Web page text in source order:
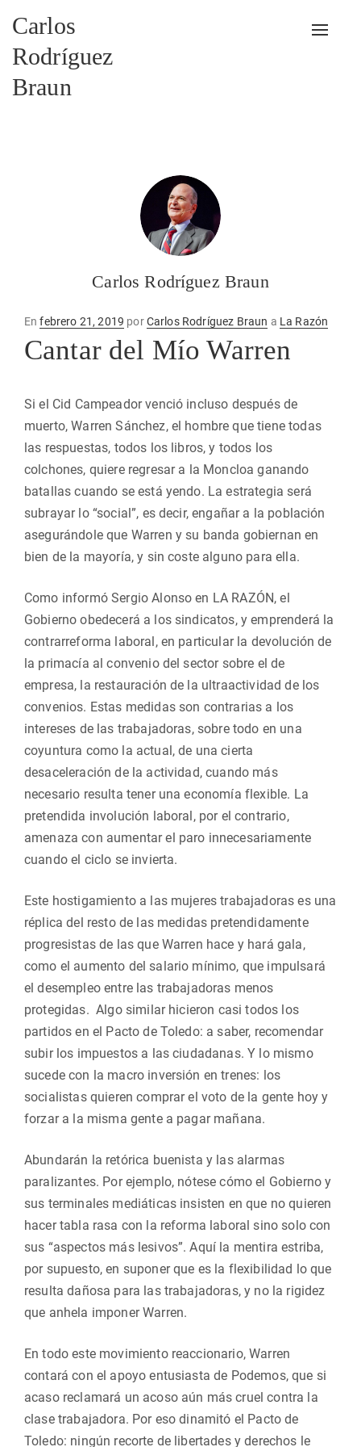
Carlos
Rodríguez
Braun
Carlos Rodríguez Braun
EnPublicado
en
febrero 21, 2019 porCarlos Rodríguez Braun a La Razón
Cantar del Mío Warren
Si el Cid Campeador venció incluso después de
muerto, Warren Sánchez, el hombre que tiene todas
las respuestas, todos los libros, y todos los
colchones, quiere regresar a la Moncloa ganando
batallas cuando se está yendo. La estrategia será
subrayar lo “social”, es decir, engañar a la población
asegurándole que Warren y su banda gobiernan en
bien de la mayoría, y sin coste alguno para ella.
Como informó Sergio Alonso en LA RAZÓN, el
Gobierno obedecerá a los sindicatos, y emprenderá la
contrarreforma laboral, en particular la devolución de
la primacía al convenio del sector sobre el de
empresa, la restauración de la ultraactividad de los
convenios. Estas medidas son contrarias a los
intereses de las trabajadoras, sobre todo en una
coyuntura como la actual, de una cierta
desaceleración de la actividad, cuando más
necesario resulta tener una economía flexible. La
pretendida involución laboral, por el contrario,
amenaza con aumentar el paro innecesariamente
cuando el ciclo se invierta.
Este hostigamiento a las mujeres trabajadoras es una
réplica del resto de las medidas pretendidamente
progresistas de las que Warren hace y hará gala,
como el aumento del salario mínimo, que impulsará
el desempleo entre las trabajadoras menos
protegidas. Algo similar hicieron casi todos los
partidos en el Pacto de Toledo: a saber, recomendar
subir los impuestos a las ciudadanas. Y lo mismo
sucede con la macro inversión en trenes: los
socialistas quieren comprar el voto de la gente hoy y
forzar a la misma gente a pagar mañana.
Abundarán la retórica buenista y las alarmas
paralizantes. Por ejemplo, nótese cómo el Gobierno y
sus terminales mediáticas insisten en que no quieren
hacer tabla rasa con la reforma laboral sino solo con
sus “aspectos más lesivos”. Aquí la mentira estriba,
por supuesto, en suponer que es la flexibilidad lo que
resulta dañosa para las trabajadoras, y no la rigidez
que anhela imponer Warren.
En todo este movimiento reaccionario, Warren
contará con el apoyo entusiasta de Podemos, que si
acaso reclamará un acoso aún más cruel contra la
clase trabajadora. Por eso dinamitó el Pacto de
Toledo: ningún recorte de libertades y derechos le